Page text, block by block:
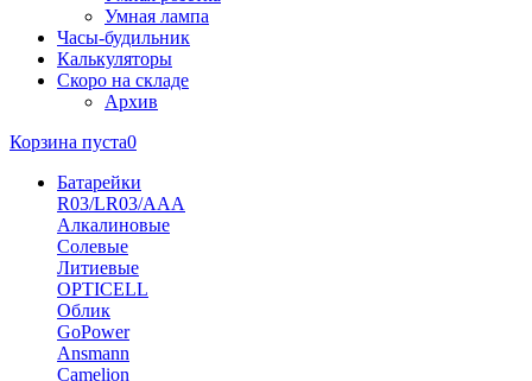
Умная лампа
Часы-будильник
Калькуляторы
Скоро на складе
Архив
Корзина пуста0
Батарейки
R03/LR03/AAA
Алкалиновые
Солевые
Литиевые
OPTICELL
Облик
GoPower
Ansmann
Camelion